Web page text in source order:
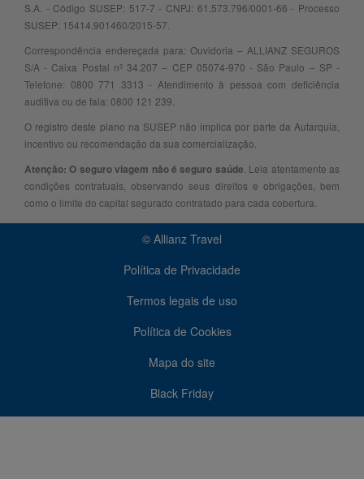
S.A. - Código SUSEP: 517-7 - CNPJ: 61.573.796/0001-66 - Processo
SUSEP: 15414.901460/2015-57.
Correspondência endereçada para: Ouvidoria – ALLIANZ SEGUROS
S/A - Caixa Postal nº 34.207 – CEP 05074-970 - São Paulo – SP -
Telefone: 0800 771 3313 - Atendimento à pessoa com deficiência
auditiva ou de fala: 0800 121 239.
O registro deste plano na SUSEP não implica por parte da Autarquia,
incentivo ou recomendação da sua comercialização.
Atenção: O seguro viagem não é seguro saúde . Leia atentamente as
condições contratuais, observando seus direitos e obrigações, bem
como o limite do capital segurado contratado para cada cobertura.
© Allianz Travel
Política de Privacidade
Termos legais de uso
Política de Cookies
Mapa do site
Black Friday